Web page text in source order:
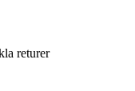
returer